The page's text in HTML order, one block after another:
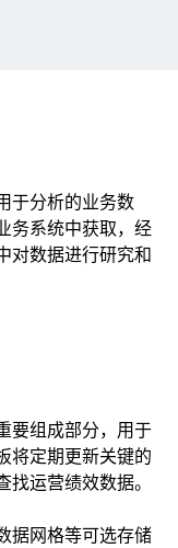
于分析的业务数
务系统中获取，经
对数据进行研究和
要组成部分，用于
将定期更新关键的
运营绩效数据。
据网格等可选存储